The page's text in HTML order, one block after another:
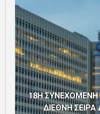
18Η ΣΥΝΕΧΟΜΕΝΗ
ΔΙΕΘΝΗ ΣΕΙΡΑ